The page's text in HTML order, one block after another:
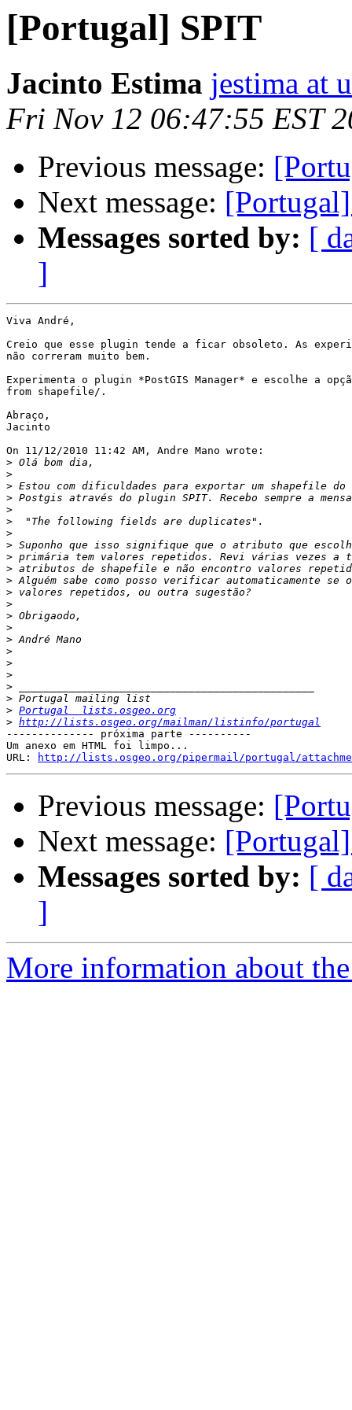
[Portugal] SPIT
Jacinto Estima jestima at
Fri Nov 12 06:47:55 EST
Previous message:
Next message:
Messages sorted by: [
]
Viva André,
Creio que esse plugin tende a ficar obsoleto. As
não correram muito bem.
Experimenta o plugin *PostGIS Manager* e escolhe a
from shapefile/.
Abraço,
Jacinto
On 11/12/2010 11:42 AM, Andre Mano wrote:
>
>
>
>
>
>
>
>
>
>
>
>
>
>
>
>
>
>
>
>
>
> Portugal  lists.osgeo.org
> http://lists.osgeo.org/mailman/listinfo/portugal
-------------- próxima parte ----------
Um anexo em HTML foi limpo...
URL:
http://lists.osgeo.org/pipermail/portugal/
Previous message:
Next message:
Messages sorted by: [
]
More information about